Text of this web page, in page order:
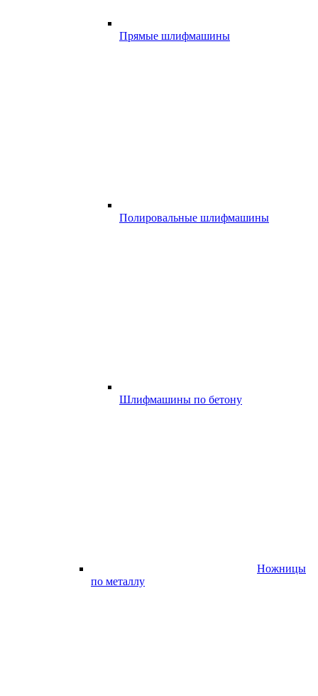
Прямые шлифмашины
Полировальные шлифмашины
Шлифмашины по бетону
Ножницы
по металлу